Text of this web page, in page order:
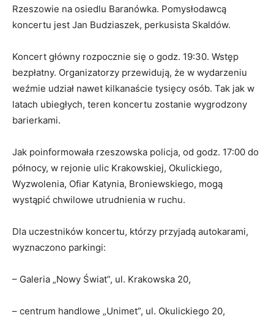
Rzeszowie na osiedlu Baranówka. Pomysłodawcą
koncertu jest Jan Budziaszek, perkusista Skaldów.
Koncert główny rozpocznie się o godz. 19:30. Wstęp
bezpłatny. Organizatorzy przewidują, że w wydarzeniu
weźmie udział nawet kilkanaście tysięcy osób. Tak jak w
latach ubiegłych, teren koncertu zostanie wygrodzony
barierkami.
Jak poinformowała rzeszowska policja, od godz. 17:00 do
północy, w rejonie ulic Krakowskiej, Okulickiego,
Wyzwolenia, Ofiar Katynia, Broniewskiego, mogą
wystąpić chwilowe utrudnienia w ruchu.
Dla uczestników koncertu, którzy przyjadą autokarami,
wyznaczono parkingi:
– Galeria „Nowy Świat”, ul. Krakowska 20,
– centrum handlowe „Unimet”, ul. Okulickiego 20,